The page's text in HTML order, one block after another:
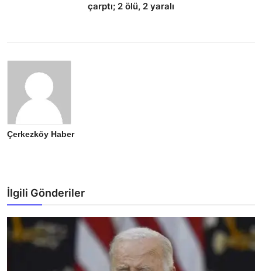
çarptı; 2 ölü, 2 yaralı
Çerkezköy Haber
İlgili Gönderiler